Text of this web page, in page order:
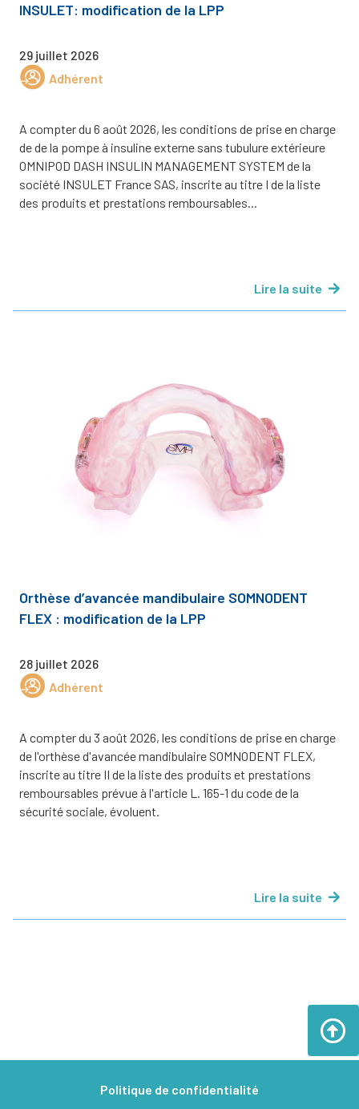
INSULET: modification de la LPP
29 juillet 2026
Adhérent
A compter du 6 août 2026, les conditions de prise en charge
de de la pompe à insuline externe sans tubulure extérieure
OMNIPOD DASH INSULIN MANAGEMENT SYSTEM de la
société INSULET France SAS, inscrite au titre I de la liste
des produits et prestations remboursables...
Lire la suite
Orthèse d’avancée mandibulaire SOMNODENT
FLEX : modification de la LPP
28 juillet 2026
Adhérent
A compter du 3 août 2026, les conditions de prise en charge
de l'orthèse d'avancée mandibulaire SOMNODENT FLEX,
inscrite au titre II de la liste des produits et prestations
remboursables prévue à l'article L. 165-1 du code de la
sécurité sociale, évoluent.
Lire la suite
Politique de confidentialité